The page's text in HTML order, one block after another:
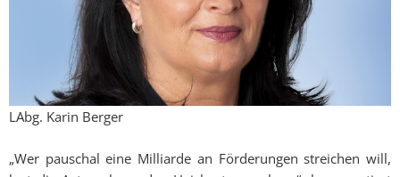
LAbg. Karin Berger
„Wer pauschal eine Milliarde an Förderungen streichen will,